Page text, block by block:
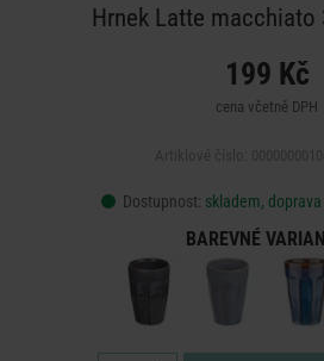
Hrnek Latte macchiato
199 Kč
cena včetně DPH
Dostupnost: skladem,
BAREVNÉ